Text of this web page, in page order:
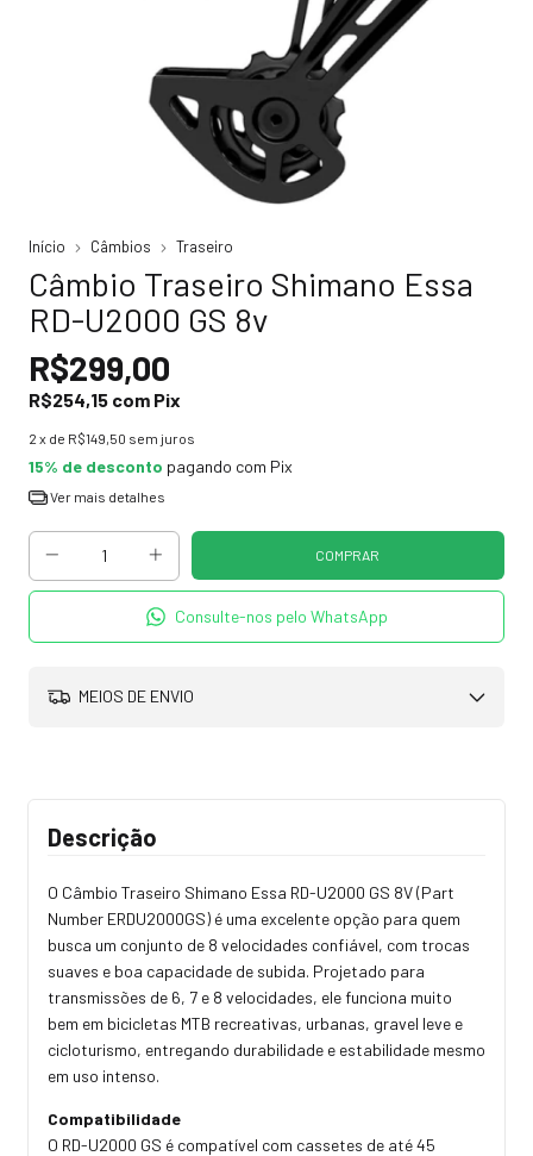
Início Câmbios Traseiro
Câmbio Traseiro Shimano Essa
RD-U2000 GS 8v
R$299,00
R$254,15 com Pix
2 x de R$149,50 sem juros
15% de desconto pagando com Pix
Ver mais detalhes
Consulte-nos pelo WhatsApp
MEIOS DE ENVIO
Descrição
O Câmbio Traseiro Shimano Essa RD-U2000 GS 8V (Part
Number ERDU2000GS) é uma excelente opção para quem
busca um conjunto de 8 velocidades confiável, com trocas
suaves e boa capacidade de subida. Projetado para
transmissões de 6, 7 e 8 velocidades, ele funciona muito
bem em bicicletas MTB recreativas, urbanas, gravel leve e
cicloturismo, entregando durabilidade e estabilidade mesmo
em uso intenso.
Compatibilidade
O RD-U2000 GS é compatível com cassetes de até 45